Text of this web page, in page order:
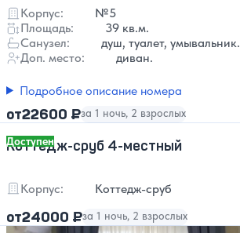
Корпус:
№5
Площадь:
39 кв.м.
Санузел:
душ, туалет, умывальник.
Доп. место:
диван.
Подробное описание номера
от22600 ₽за 1 ночь, 2 взрослых
Доступен
Коттедж-сруб 4-местный
Корпус: Коттедж-сруб
от24000 ₽за 1 ночь, 2 взрослых